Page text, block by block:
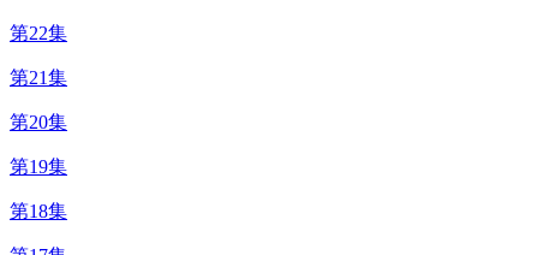
第22集
第21集
第20集
第19集
第18集